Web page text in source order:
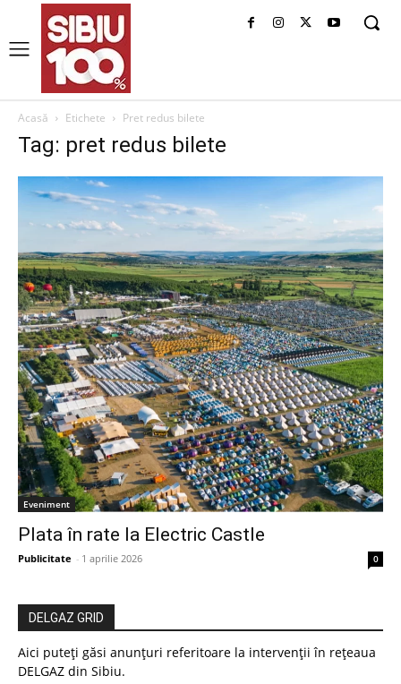
Acasă Etichete Pret redus bilete
Tag: pret redus bilete
Eveniment
Plata în rate la Electric Castle
Publicitate - 1 aprilie 2026 0
DELGAZ GRID
Aici puteți găsi anunțuri referitoare la intervenții în rețeaua
DELGAZ din Sibiu.